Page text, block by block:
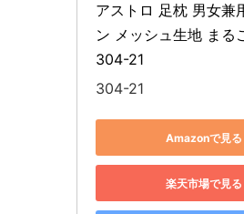
アストロ 足枕 男女兼
ン メッシュ生地 まる
304-21
304-21
Amazonで見る
楽天市場で見る